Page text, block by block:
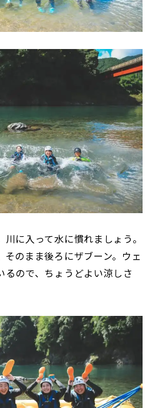
に入って水に慣れましょう。
のまま後ろにザブーン。ウェ
るので、ちょうどよい涼しさ